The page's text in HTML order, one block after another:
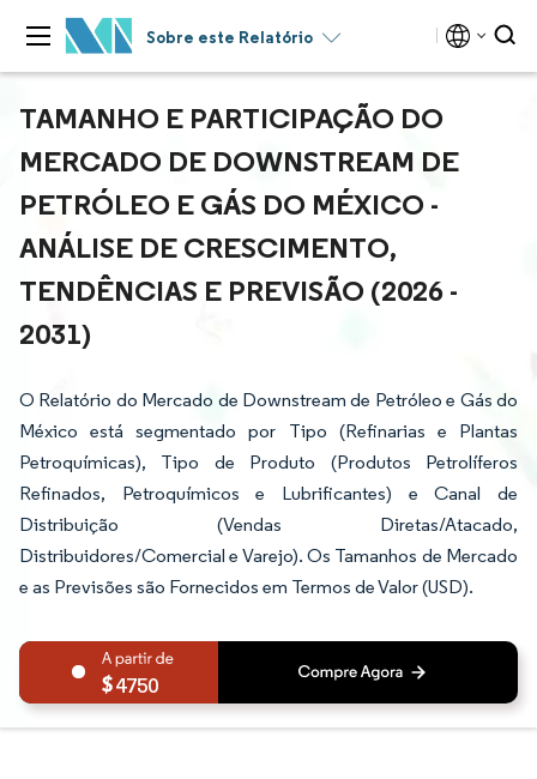
Sobre este Relatório
TAMANHO E PARTICIPAÇÃO DO
MERCADO DE DOWNSTREAM DE
PETRÓLEO E GÁS DO MÉXICO -
ANÁLISE DE CRESCIMENTO,
TENDÊNCIAS E PREVISÃO (2026 -
2031)
O Relatório do Mercado de Downstream de Petróleo e Gás do
México está segmentado por Tipo (Refinarias e Plantas
Petroquímicas), Tipo de Produto (Produtos Petrolíferos
Refinados, Petroquímicos e Lubrificantes) e Canal de
Distribuição (Vendas Diretas/Atacado,
Distribuidores/Comercial e Varejo). Os Tamanhos de Mercado
e as Previsões são Fornecidos em Termos de Valor (USD).
4750